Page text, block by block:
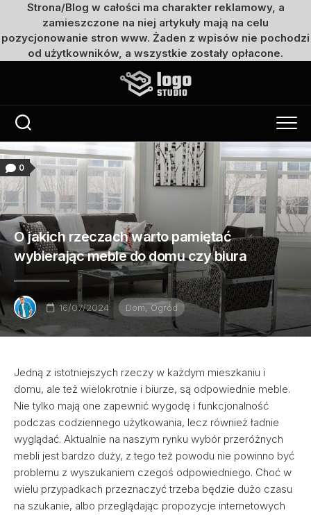
Strona/Blog w całości ma charakter reklamowy, a
zamieszczone na niej artykuły mają na celu
pozycjonowanie stron www. Żaden z wpisów nie pochodzi
od użytkowników, a wszystkie zostały opłacone.
0
O jakich rzeczach warto pamiętać
wybierając meble do domu czy biura
16/07/2024 Dom, Ogród
Jedną z istotniejszych rzeczy w każdym mieszkaniu i
domu, ale też wielokrotnie i biurze, są odpowiednie meble.
Nie tylko mają one zapewnić wygodę i funkcjonalność
podczas codziennego użytkowania, lecz również ładnie
wyglądać. Aktualnie na naszym rynku wybór przeróżnych
mebli jest bardzo duży, z tego też powodu nie powinno być
problemu z wyszukaniem czegoś odpowiedniego. Choć w
wielu przypadkach przeznaczyć trzeba będzie dużo czasu
na szukanie, albo przeglądając propozycje internetowych